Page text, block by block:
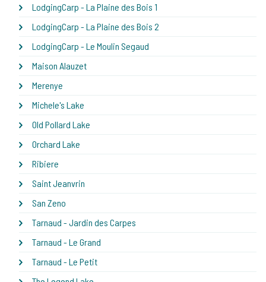
LodgingCarp - La Plaine des Bois 1
LodgingCarp - La Plaine des Bois 2
LodgingCarp - Le Moulin Segaud
Maison Alauzet
Merenye
Michele's Lake
Old Pollard Lake
Orchard Lake
Ribiere
Saint Jeanvrin
San Zeno
Tarnaud - Jardin des Carpes
Tarnaud - Le Grand
Tarnaud - Le Petit